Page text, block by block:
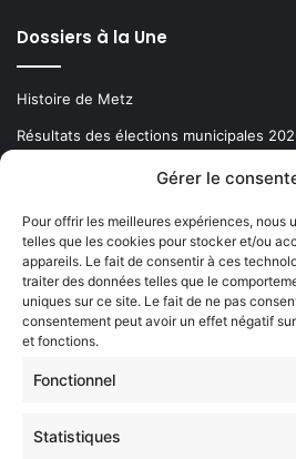
Gérer le
Pour offrir les meilleures expériences, nous
telles que les cookies pour stocker et/ou
appareils. Le fait de consentir à ces
traiter des données telles que le
uniques sur ce site. Le fait de ne pas
consentement peut avoir un effet négatif
et fonctions.
Fonctionnel
Statistiques
Dossiers à la Une
Histoire de Metz
Résultats des élections municipales
Newsletter gratuite
Choisissez : matin, soir